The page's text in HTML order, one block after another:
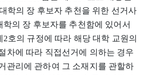
학의 장 후보자 추천을 위한 선거사
의 장 후보자를 추천함에 있어서
호의 규정에 따라 해당 대학 교원의
차에 따라 직접선거에 의하는 경우
관리에 관하여 그 소재지를 관할하